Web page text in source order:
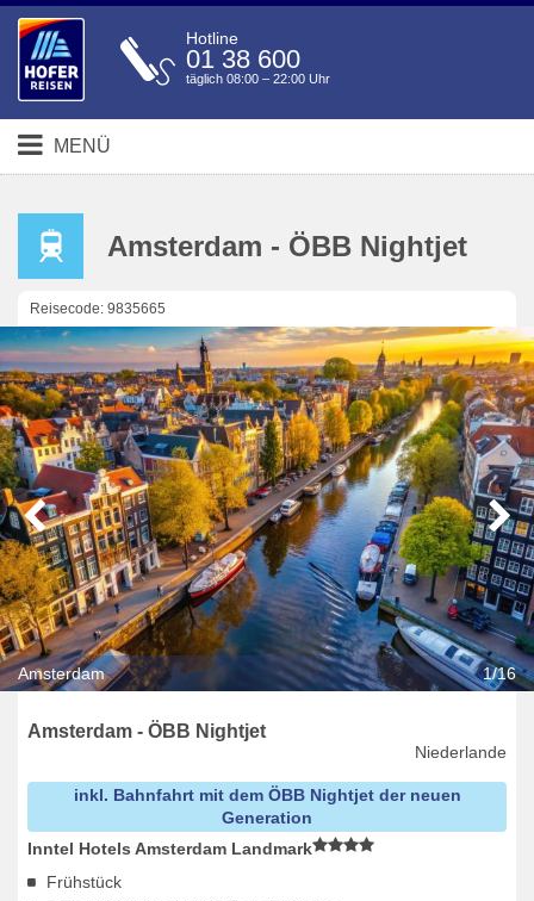
Hotline
01 38 600
täglich 08:00 – 22:00 Uhr
MENÜ
Amsterdam - ÖBB Nightjet
Reisecode: 9835665
Amsterdam 1/16
Amsterdam - ÖBB Nightjet
Niederlande
inkl. Bahnfahrt mit dem ÖBB Nightjet der neuen
Generation
Inntel Hotels Amsterdam Landmark
Frühstück